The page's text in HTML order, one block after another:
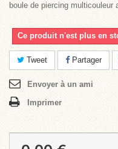
boule de piercing multicouleur
Ce produit n'est plus en
Tweet Partager
Envoyer à un ami
Imprimer